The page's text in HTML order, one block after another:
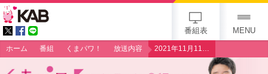
番組表 MENU
ホーム 番組 くまパワ！ 放送内容 2021年11月11日（木）【超絶！○○ランチ】野菜たっぷり大満足ランチ「Kitchen せりぐち」